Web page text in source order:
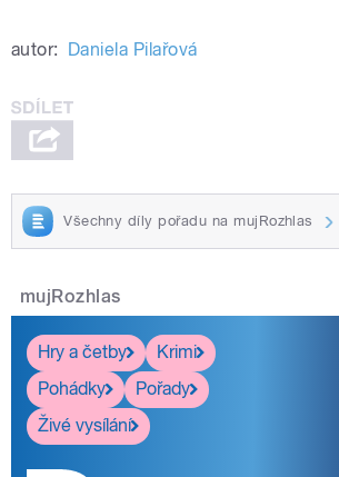
autor: Daniela Pilařová
Všechny díly pořadu na mujRozhlas
mujRozhlas
Hry a četby
Krimi
Pohádky
Pořady
Živé vysílání